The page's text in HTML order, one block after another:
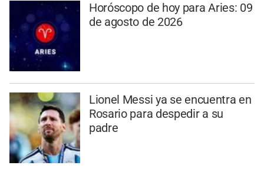
Horóscopo de hoy para Aries: 09
de agosto de 2026
Lionel Messi ya se encuentra en
Rosario para despedir a su
padre